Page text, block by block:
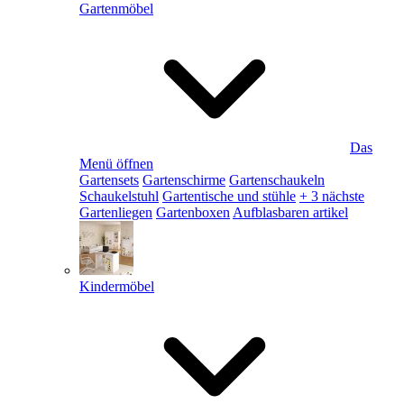
Gartenmöbel
Das
Menü öffnen
Gartensets Gartenschirme Gartenschaukeln
Schaukelstuhl Gartentische und stühle + 3 nächste
Gartenliegen Gartenboxen Aufblasbaren artikel
Kindermöbel